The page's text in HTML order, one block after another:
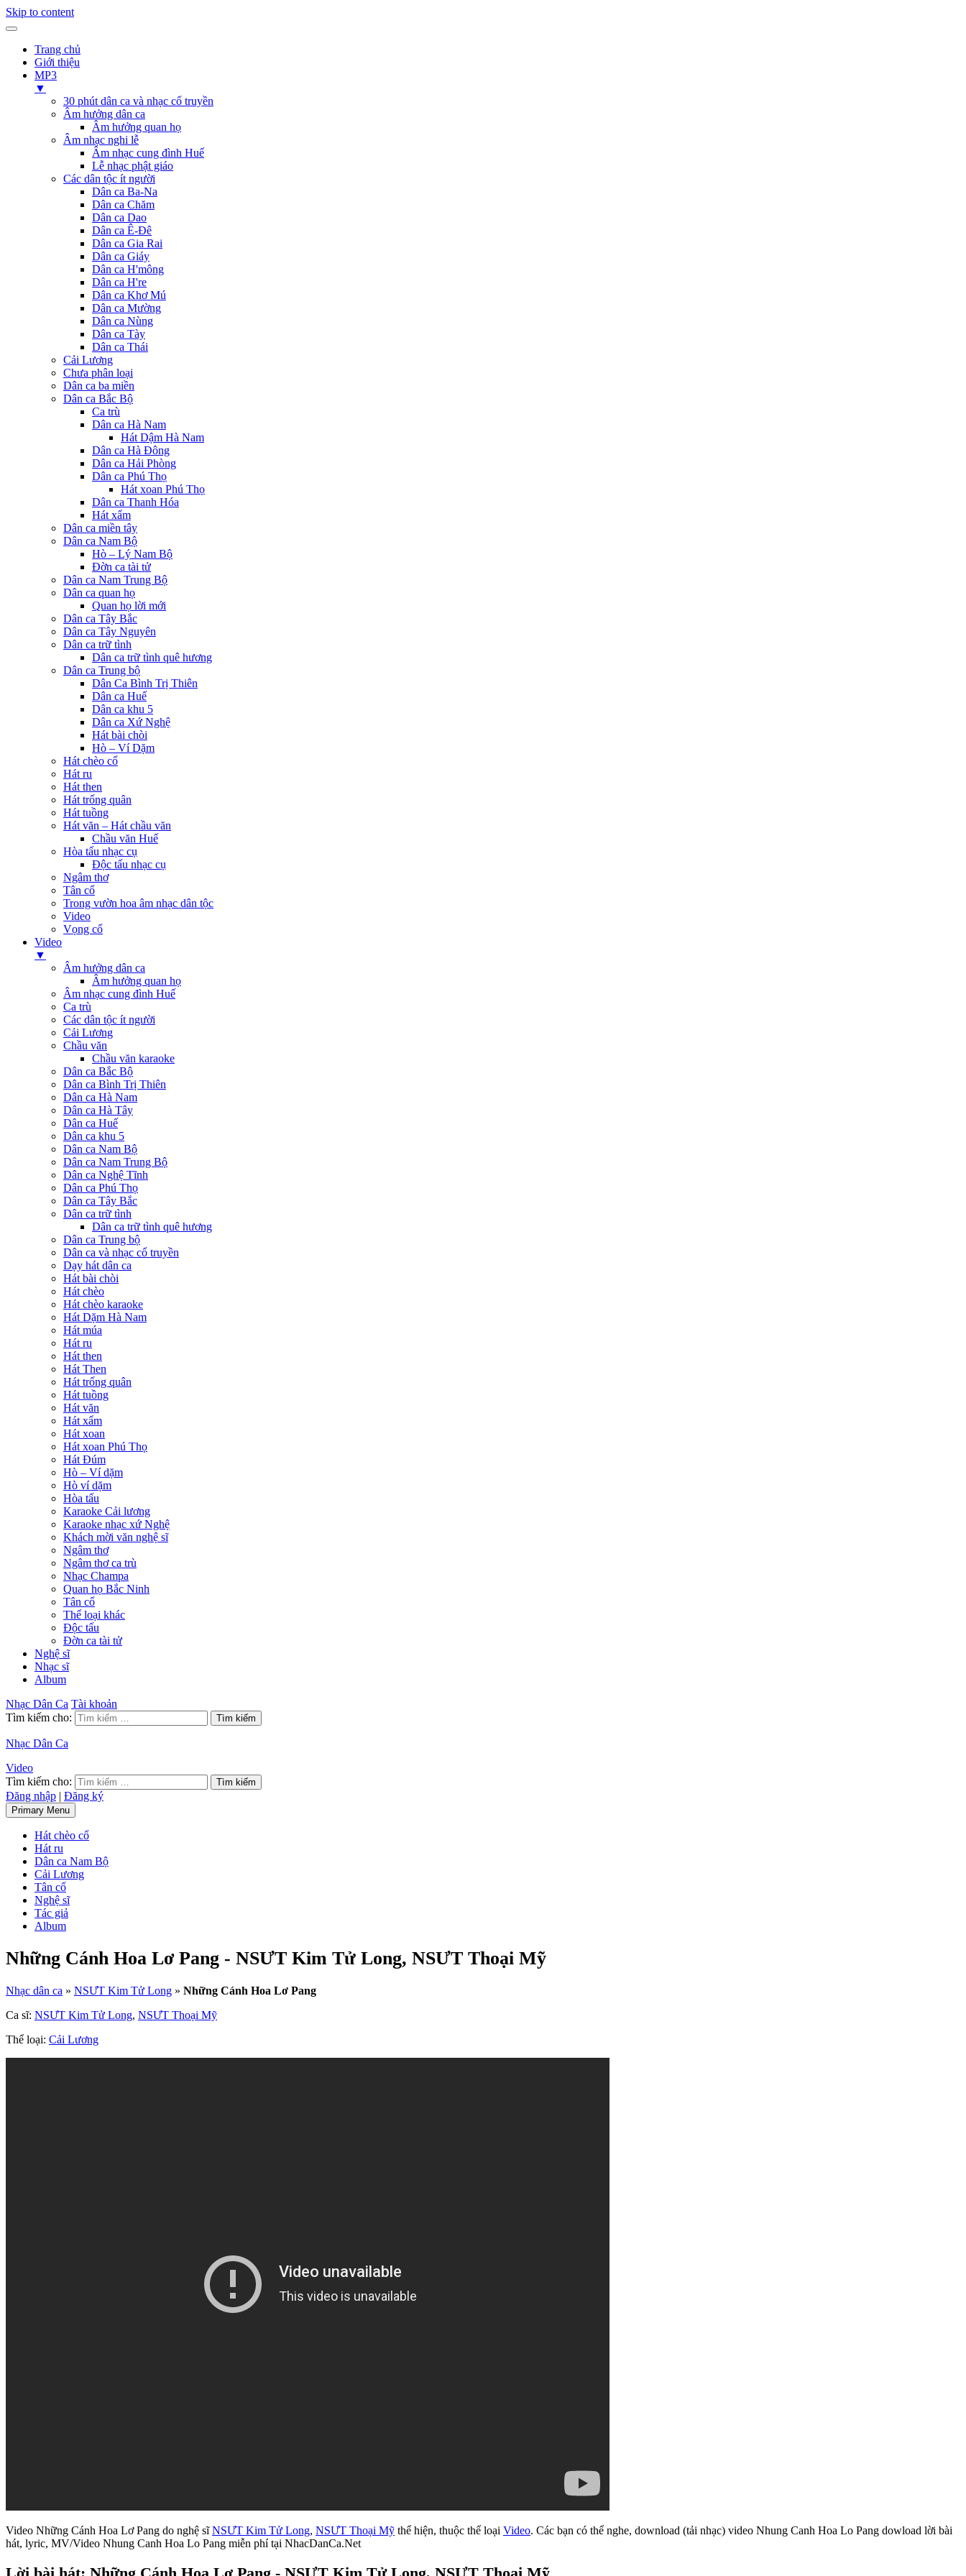
Skip to content
Trang chủ
Giới thiệu
MP3
▼
30 phút dân ca và nhạc cổ truyền
Âm hưởng dân ca
Âm hưởng quan họ
Âm nhạc nghi lễ
Âm nhạc cung đình Huế
Lễ nhạc phật giáo
Các dân tộc ít người
Dân ca Ba-Na
Dân ca Chăm
Dân ca Dao
Dân ca Ê-Đê
Dân ca Gia Rai
Dân ca Giáy
Dân ca H'mông
Dân ca H're
Dân ca Khơ Mú
Dân ca Mường
Dân ca Nùng
Dân ca Tày
Dân ca Thái
Cải Lương
Chưa phân loại
Dân ca ba miền
Dân ca Bắc Bộ
Ca trù
Dân ca Hà Nam
Hát Dậm Hà Nam
Dân ca Hà Đông
Dân ca Hải Phòng
Dân ca Phú Thọ
Hát xoan Phú Thọ
Dân ca Thanh Hóa
Hát xẩm
Dân ca miền tây
Dân ca Nam Bộ
Hò – Lý Nam Bộ
Đờn ca tài tử
Dân ca Nam Trung Bộ
Dân ca quan họ
Quan họ lời mới
Dân ca Tây Bắc
Dân ca Tây Nguyên
Dân ca trữ tình
Dân ca trữ tình quê hương
Dân ca Trung bộ
Dân Ca Bình Trị Thiên
Dân ca Huế
Dân ca khu 5
Dân ca Xứ Nghệ
Hát bài chòi
Hò – Ví Dặm
Hát chèo cổ
Hát ru
Hát then
Hát trống quân
Hát tuồng
Hát văn – Hát chầu văn
Chầu văn Huế
Hòa tấu nhạc cụ
Độc tấu nhạc cụ
Ngâm thơ
Tân cổ
Trong vườn hoa âm nhạc dân tộc
Video
Vọng cổ
Video
▼
Âm hưởng dân ca
Âm hưởng quan họ
Âm nhạc cung đình Huế
Ca trù
Các dân tộc ít người
Cải Lương
Chầu văn
Chầu văn karaoke
Dân ca Bắc Bộ
Dân ca Bình Trị Thiên
Dân ca Hà Nam
Dân ca Hà Tây
Dân ca Huế
Dân ca khu 5
Dân ca Nam Bộ
Dân ca Nam Trung Bộ
Dân ca Nghệ Tĩnh
Dân ca Phú Thọ
Dân ca Tây Bắc
Dân ca trữ tình
Dân ca trữ tình quê hương
Dân ca Trung bộ
Dân ca và nhạc cổ truyền
Dạy hát dân ca
Hát bài chòi
Hát chèo
Hát chèo karaoke
Hát Dặm Hà Nam
Hát múa
Hát ru
Hát then
Hát Then
Hát trống quân
Hát tuồng
Hát văn
Hát xẩm
Hát xoan
Hát xoan Phú Thọ
Hát Đúm
Hò – Ví dặm
Hò ví dặm
Hòa tấu
Karaoke Cải lương
Karaoke nhạc xứ Nghệ
Khách mời văn nghệ sĩ
Ngâm thơ
Ngâm thơ ca trù
Nhạc Champa
Quan họ Bắc Ninh
Tân cổ
Thể loại khác
Độc tấu
Đờn ca tài tử
Nghệ sĩ
Nhạc sĩ
Album
Nhạc Dân Ca Tài khoản
Tìm kiếm cho:
Nhạc Dân Ca
Video
Tìm kiếm cho:
Đăng nhập | Đăng ký
Primary Menu
Hát chèo cổ
Hát ru
Dân ca Nam Bộ
Cải Lương
Tân cổ
Nghệ sĩ
Tác giả
Album
Những Cánh Hoa Lơ Pang - NSƯT Kim Tử Long, NSƯT Thoại Mỹ
Nhạc dân ca » NSƯT Kim Tử Long » Những Cánh Hoa Lơ Pang
Ca sĩ: NSƯT Kim Tử Long, NSƯT Thoại Mỹ
Thể loại: Cải Lương
Video Những Cánh Hoa Lơ Pang do nghệ sĩNSƯT Kim Tử Long, NSƯT Thoại Mỹ thể hiện, thuộc thể loại Video. Các bạn có thể nghe, download (tải nhạc) video Nhung Canh Hoa Lo Pang dowload lời bài
hát, lyric, MV/Video Nhung Canh Hoa Lo Pang miễn phí tại NhacDanCa.Net